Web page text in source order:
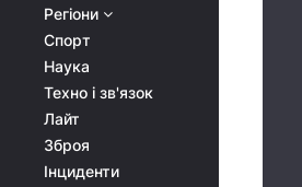
Регіони
Спорт
Наука
Техно і зв'язок
Лайт
Зброя
Інциденти